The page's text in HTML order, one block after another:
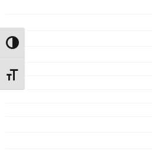
size